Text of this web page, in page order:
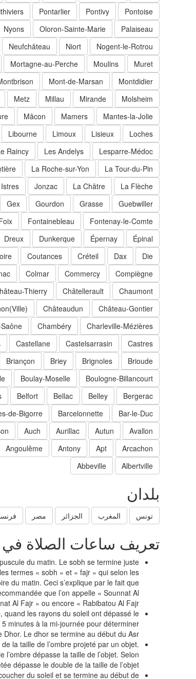
Pontoise
Pontivy
Pontarlier
Palaiseau
Oloron-Sainte-Marie
Nyons
Nogent-le-Rotrou
Niort
Neufchâteau
Muret
Moulins
Mortagne-au-Perche
Montdidier
Mont-de-Marsan
Molsheim
Mirande
Millau
Metz
Mantes-la-Jolie
Mamers
Mâcon
Loches
Lisieux
Limoux
Libourne
Lesparre-Médoc
Les Andelys
Raincy
La Tour-du-Pin
La Roche-sur-Yon
La Flèche
La Châtre
Jonzac
Istres
Guebwiller
Grasse
Gourdon
Gex
Fontenay-le-Comte
Fontainebleau
Épinal
Épernay
Dunkerque
Dreux
Die
Dax
Créteil
Coutances
Compiègne
Commercy
Colmar
Chaumont
Châtellerault
Thierry
Château-Gontier
Châteaudun
Charleville-Mézières
Chambéry
Castres
Castelsarrasin
Castellane
Brioude
Brignoles
Briey
Briançon
Boulogne-Billancourt
Boulay-Moselle
Bergerac
Belley
Bellac
Belfort
Bar-le-Duc
Barcelonnette
de-Bigorre
Avallon
Autun
Aurillac
Auch
Arcachon
Apt
Antony
Angoulême
Albertville
Abbeville
بلدان
تونس المغرب الجزائر مصر
تعريف ساعات الصلاة في
du matin. Le sobh se termine juste
termes « sobh » et « fajr » qui selon les
du matin. Ceci s’explique par le fait que
que l’on appelle « Sounnat Al
Al Fajr » ou encore « Rabibatou Al Fajr »
les rayons du soleil ont dépassé le
minutes à la mi-journée pour déterminer
Dhor. Le dhor se termine au début du Asr.
la taille de l’ombre projeté par un objet.
dépasse la taille de l’objet. Selon
dépasse le double de la taille de l’objet.
du soleil et se termine au début de